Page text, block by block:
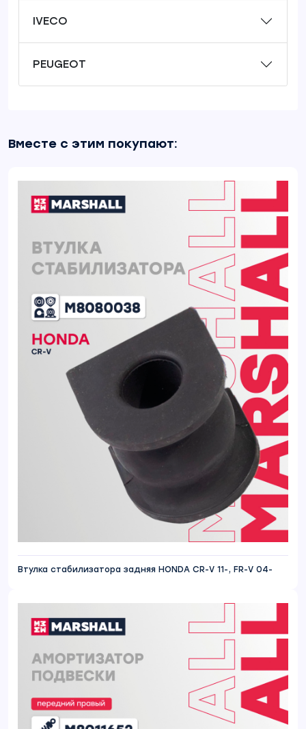
IVECO
PEUGEOT
Вместе с этим покупают:
Втулка стабилизатора задняя HONDA CR-V 11-, FR-V 04-